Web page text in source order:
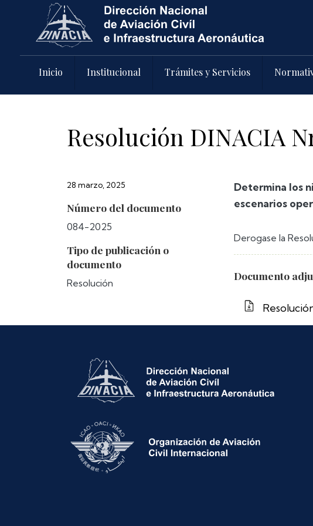
Pasar al contenido principal
Inicio Institucional Trámites y Servicios
Resolución DINACIA
28 marzo, 2025
Número del documento
084-2025
Tipo de publicación o
documento
Resolución
Determina los
escenarios
Derogase la
Documento